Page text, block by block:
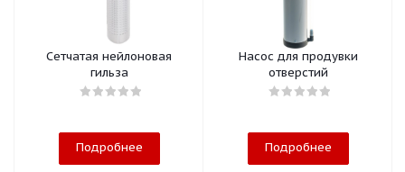
Сетчатая нейлоновая
гильза
Подробнее
Насос для продувки
отверстий
Подробнее